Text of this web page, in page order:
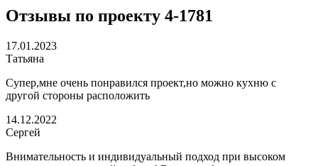
Отзывы по проекту 4-1781
17.01.2023
Татьяна
Супер,мне очень понравился проект,но можно кухню с
другой стороны расположить
14.12.2022
Сергей
Внимательность и индивидуальный подход при высоком